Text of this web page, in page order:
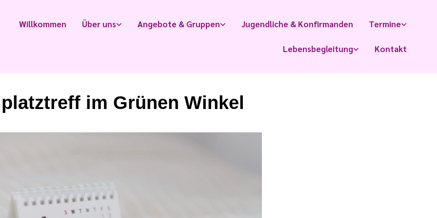
Willkommen Über uns Angebote & Gruppen Jugendliche & Konfirmanden Termine
Lebensbegleitung Kontakt
im Grünen Winkel